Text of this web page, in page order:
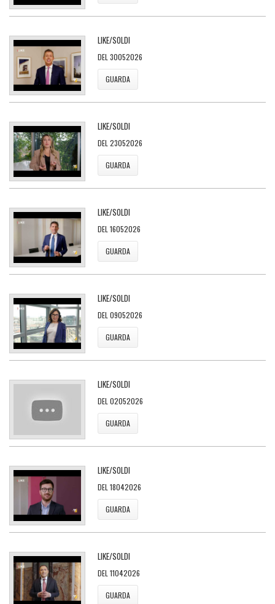
LIKE/SOLDI
DEL 30052026
GUARDA
LIKE/SOLDI
DEL 23052026
GUARDA
LIKE/SOLDI
DEL 16052026
GUARDA
LIKE/SOLDI
DEL 09052026
GUARDA
LIKE/SOLDI
DEL 02052026
GUARDA
LIKE/SOLDI
DEL 18042026
GUARDA
LIKE/SOLDI
DEL 11042026
GUARDA